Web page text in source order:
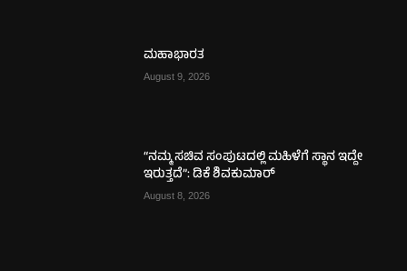
ಮಹಾಭಾರತ
August 9, 2026
“ನಮ್ಮ ಸಚಿವ ಸಂಪುಟದಲ್ಲಿ ಮಹಿಳೆಗೆ ಸ್ಥಾನ ಇದ್ದೇ
ಇರುತ್ತದೆ”: ಡಿಕೆ ಶಿವಕುಮಾರ್
August 8, 2026